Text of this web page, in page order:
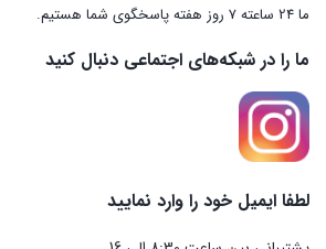
ما 24 ساعته 7 روز هفته پاسخگوی شما هستیم.
ما را در شبکه‌های اجتماعی دنبال کنید
لطفا ایمیل خود را وارد نمایید